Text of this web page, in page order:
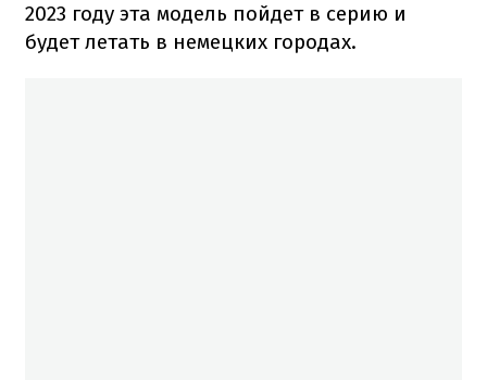
2023 году эта модель пойдет в серию и
будет летать в немецких городах.